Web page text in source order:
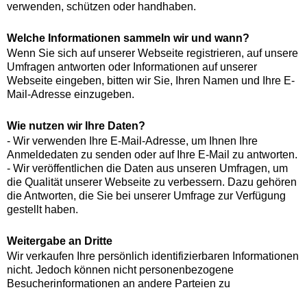
verwenden, schützen oder handhaben.
Welche Informationen sammeln wir und wann?
Wenn Sie sich auf unserer Webseite registrieren, auf unsere
Umfragen antworten oder Informationen auf unserer
Webseite eingeben, bitten wir Sie, Ihren Namen und Ihre E-
Mail-Adresse einzugeben.
Wie nutzen wir Ihre Daten?
- Wir verwenden Ihre E-Mail-Adresse, um Ihnen Ihre
Anmeldedaten zu senden oder auf Ihre E-Mail zu antworten.
- Wir veröffentlichen die Daten aus unseren Umfragen, um
die Qualität unserer Webseite zu verbessern. Dazu gehören
die Antworten, die Sie bei unserer Umfrage zur Verfügung
gestellt haben.
Weitergabe an Dritte
Wir verkaufen Ihre persönlich identifizierbaren Informationen
nicht. Jedoch können nicht personenbezogene
Besucherinformationen an andere Parteien zu